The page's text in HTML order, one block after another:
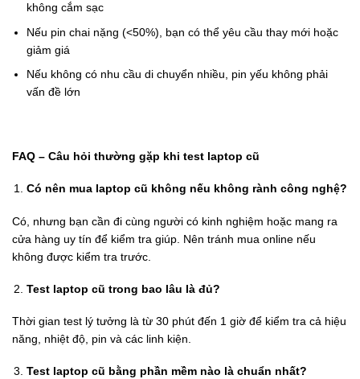
không cắm sạc
Nếu pin chai nặng (<50%), bạn có thể yêu cầu thay mới hoặc
giảm giá
Nếu không có nhu cầu di chuyển nhiều, pin yếu không phải
vấn đề lớn
FAQ – Câu hỏi thường gặp khi test laptop cũ
Có nên mua laptop cũ không nếu không rành công nghệ?
Có, nhưng bạn cần đi cùng người có kinh nghiệm hoặc mang ra
cửa hàng uy tín để kiểm tra giúp. Nên tránh mua online nếu
không được kiểm tra trước.
Test laptop cũ trong bao lâu là đủ?
Thời gian test lý tưởng là từ 30 phút đến 1 giờ để kiểm tra cả hiệu
năng, nhiệt độ, pin và các linh kiện.
Test laptop cũ bằng phần mềm nào là chuẩn nhất?